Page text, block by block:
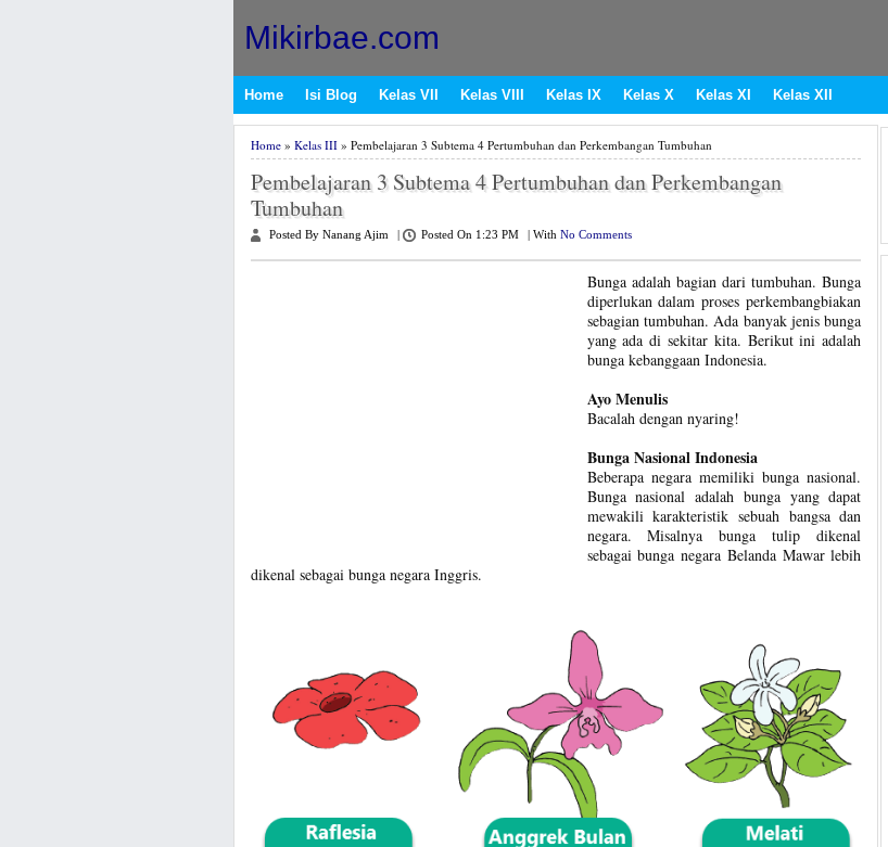
Mikirbae.com
Home Isi Blog Kelas VII Kelas VIII Kelas IX Kelas X Kelas XI Kelas XII
Home» Kelas III» Pembelajaran 3 Subtema 4 Pertumbuhan dan Perkembangan Tumbuhan
Pembelajaran 3 Subtema 4 Pertumbuhan dan Perkembangan
Tumbuhan
Posted By Nanang Ajim Posted On 1:23 PM With No Comments
Bunga adalah bagian dari tumbuhan. Bunga
diperlukan dalam proses perkembangbiakan
sebagian tumbuhan. Ada banyak jenis bunga
yang ada di sekitar kita. Berikut ini adalah
bunga kebanggaan Indonesia.
Ayo Menulis
Bacalah dengan nyaring!
Bunga Nasional Indonesia
Beberapa negara memiliki bunga nasional.
Bunga nasional adalah bunga yang dapat
mewakili karakteristik sebuah bangsa dan
negara. Misalnya bunga tulip dikenal
sebagai bunga negara Belanda Mawar lebih
dikenal sebagai bunga negara Inggris.